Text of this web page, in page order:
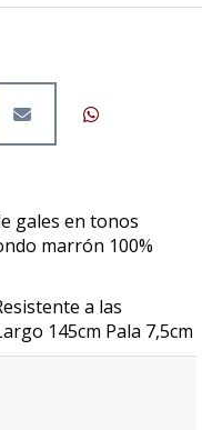
gales en tonos
marrón 100%
a las
145cm Pala 7,5cm